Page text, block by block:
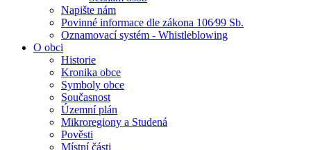
Napište nám
Povinné informace dle zákona 106⁄99 Sb.
Oznamovací systém - Whistleblowing
O obci
Historie
Kronika obce
Symboly obce
Současnost
Územní plán
Mikroregiony a Studená
Pověsti
Místní části